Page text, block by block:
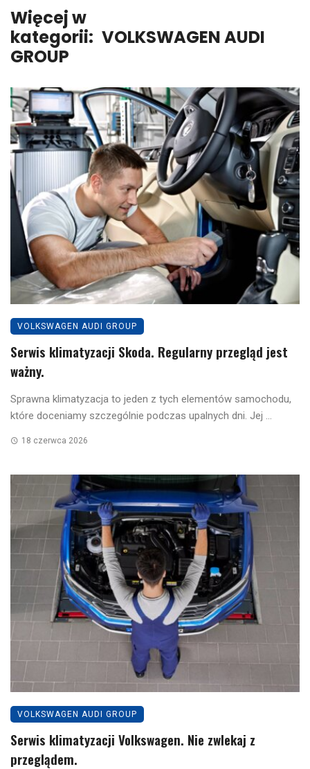
Więcej w
kategorii: VOLKSWAGEN AUDI
GROUP
VOLKSWAGEN AUDI GROUP
Serwis klimatyzacji Skoda. Regularny przegląd jest
ważny.
Sprawna klimatyzacja to jeden z tych elementów samochodu,
które doceniamy szczególnie podczas upalnych dni. Jej ...
18 czerwca 2026
VOLKSWAGEN AUDI GROUP
Serwis klimatyzacji Volkswagen. Nie zwlekaj z
przeglądem.